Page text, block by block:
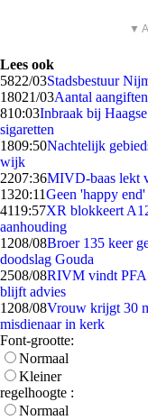
▼
Lees ook
5822/03Stadsbestuur
18021/03Aantal
810:03Inbraak bij
sigaretten
1809:50Nachtelijk
wijk
2207:36MIVD-baas lekt
1320:11Geen 'happy
4119:57XR blokkeert
aanhouding
1208/08Broer 135 keer
doodslag Gouda
2508/08RIVM vindt
blijft advies
1208/08Vrouw krijgt 30
misdienaar in kerk
Font-grootte:
Normaal
Kleiner
regelhoogte :
Normaal